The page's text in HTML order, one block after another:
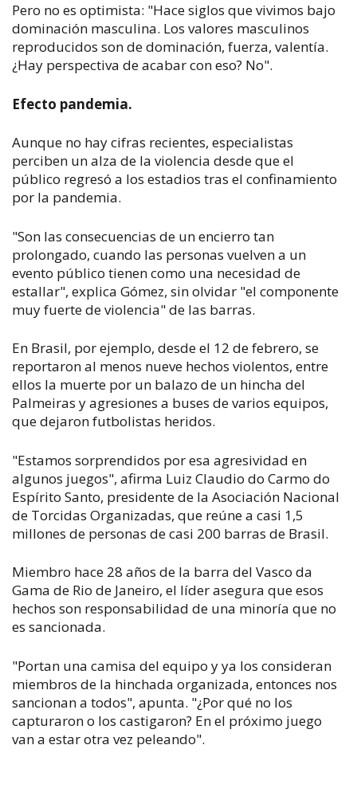
Pero no es optimista: "Hace siglos que vivimos bajo
dominación masculina. Los valores masculinos
reproducidos son de dominación, fuerza, valentía.
¿Hay perspectiva de acabar con eso? No".
Efecto pandemia.
Aunque no hay cifras recientes, especialistas
perciben un alza de la violencia desde que el
público regresó a los estadios tras el confinamiento
por la pandemia.
"Son las consecuencias de un encierro tan
prolongado, cuando las personas vuelven a un
evento público tienen como una necesidad de
estallar", explica Gómez, sin olvidar "el componente
muy fuerte de violencia" de las barras.
En Brasil, por ejemplo, desde el 12 de febrero, se
reportaron al menos nueve hechos violentos, entre
ellos la muerte por un balazo de un hincha del
Palmeiras y agresiones a buses de varios equipos,
que dejaron futbolistas heridos.
"Estamos sorprendidos por esa agresividad en
algunos juegos", afirma Luiz Claudio do Carmo do
Espírito Santo, presidente de la Asociación Nacional
de Torcidas Organizadas, que reúne a casi 1,5
millones de personas de casi 200 barras de Brasil.
Miembro hace 28 años de la barra del Vasco da
Gama de Rio de Janeiro, el líder asegura que esos
hechos son responsabilidad de una minoría que no
es sancionada.
"Portan una camisa del equipo y ya los consideran
miembros de la hinchada organizada, entonces nos
sancionan a todos", apunta. "¿Por qué no los
capturaron o los castigaron? En el próximo juego
van a estar otra vez peleando".